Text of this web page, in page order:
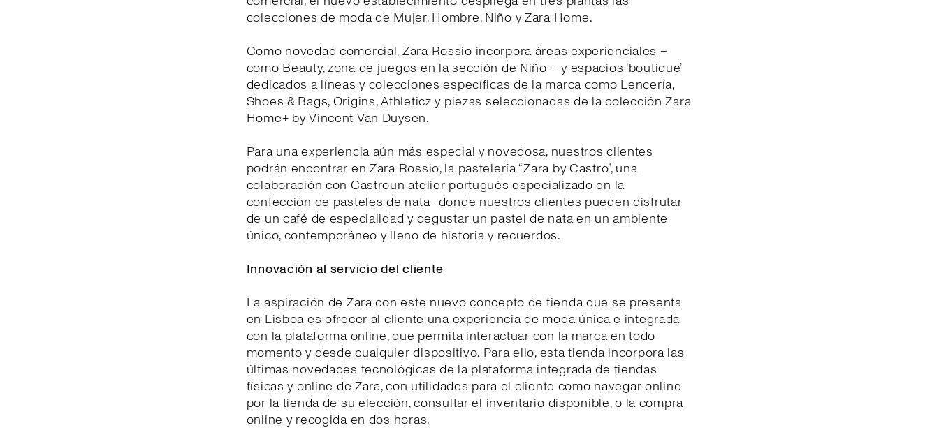
colecciones de moda de Mujer, Hombre, Niño y Zara Home.
Como novedad comercial, Zara Rossio incorpora áreas experienciales –
como Beauty, zona de juegos en la sección de Niño – y espacios ‘boutique’
dedicados a líneas y colecciones específicas de la marca como Lencería,
Shoes & Bags, Origins, Athleticz y piezas seleccionadas de la colección Zara
Home+ by Vincent Van Duysen.
Para una experiencia aún más especial y novedosa, nuestros clientes
podrán encontrar en Zara Rossio, la pastelería “Zara by Castro”, una
colaboración con Castroun atelier portugués especializado en la
confección de pasteles de nata- donde nuestros clientes pueden disfrutar
de un café de especialidad y degustar un pastel de nata en un ambiente
único, contemporáneo y lleno de historia y recuerdos.
Innovación al servicio del cliente
La aspiración de Zara con este nuevo concepto de tienda que se presenta
en Lisboa es ofrecer al cliente una experiencia de moda única e integrada
con la plataforma online, que permita interactuar con la marca en todo
momento y desde cualquier dispositivo. Para ello, esta tienda incorpora las
últimas novedades tecnológicas de la plataforma integrada de tiendas
físicas y online de Zara, con utilidades para el cliente como navegar online
por la tienda de su elección, consultar el inventario disponible, o la compra
online y recogida en dos horas.